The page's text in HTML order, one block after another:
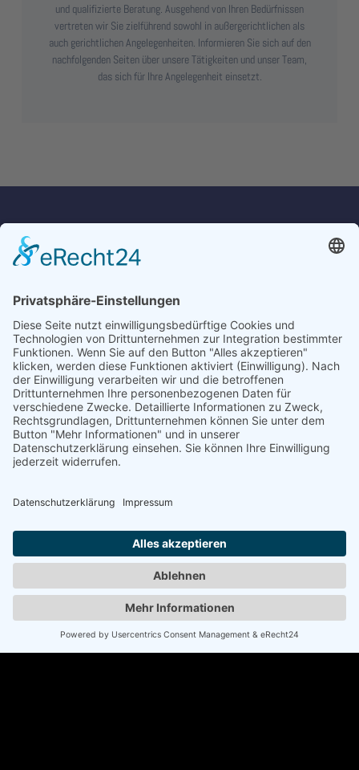
und qualifizierte Beratung. Ausgehend von Ihren Bedürfnissen
vertreten wir Sie zielführend sowohl in außergerichtlichen als
auch gerichtlichen Angelegenheiten. Informieren Sie sich auf den
nachfolgenden Seiten über unsere Tätigkeiten und unser Team,
das sich für Ihre Angelegenheit einsetzt.
Neuenkirchener Straße 35
33332 Gütersloh
E-Mail:info@kmk-rae.de
Fon: 0 52 41 – 95 01-0
Fax: 0 52 41 – 95 01-33
BÜROZEITEN
MO - DO 8:00 – 13:00 UHR UND 14:00 – 18:00 UHR